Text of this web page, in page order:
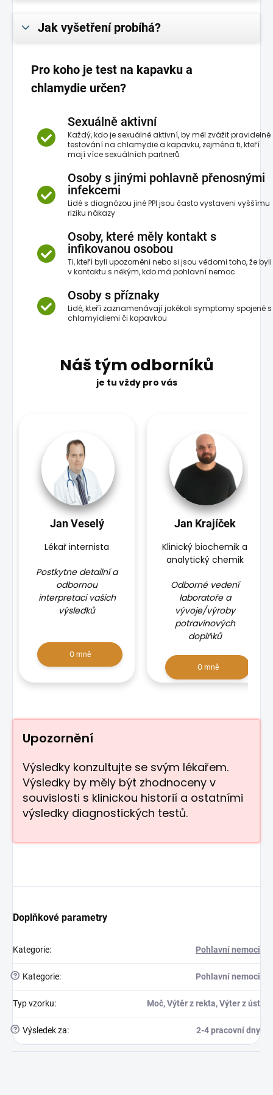
Jak vyšetření probíhá?
Pro koho je test na kapavku a
chlamydie určen?
Sexuálně aktivní
Každý, kdo je sexuálně aktivní, by měl zvážit pravidelné
testování na chlamydie a kapavku, zejména ti, kteří
mají více sexuálních partnerů
Osoby s jinými pohlavně přenosnými
infekcemi
Lidé s diagnózou jiné PPI jsou často vystaveni vyššímu
riziku nákazy
Osoby, které měly kontakt s
infikovanou osobou
Ti, kteří byli upozorněni nebo si jsou vědomi toho, že byli
v kontaktu s někým, kdo má pohlavní nemoc
Osoby s příznaky
Lidé, kteří zaznamenávají jakékoli symptomy spojené s
chlamyidiemi či kapavkou
Náš tým odborníků
je tu vždy pro vás
Jan Veselý
Lékař internista
Postkytne detailní a
odbornou
interpretaci vašich
výsledků
O mně
Jan Krajíček
Klinický biochemik a
analytický chemik
Odborné vedení
laboratoře a
vývoje/výroby
potravinových
doplňků
O mně
Upozornění
Výsledky konzultujte se svým lékařem.
Výsledky by měly být zhodnoceny v
souvislosti s klinickou historií a ostatními
výsledky diagnostických testů.
Doplňkové parametry
Kategorie: Pohlavní nemoci
? Kategorie: Pohlavní nemoci
Typ vzorku: Moč, Výtěr z rekta, Výter z úst
? Výsledek za: 2-4 pracovní dny